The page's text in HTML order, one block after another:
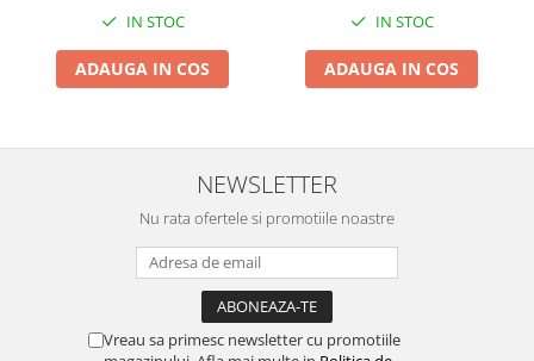
Masini de cusut si accesorii
Articole antidaunatori gradina
Sere si solarii
Unelte manuale de gradina -
Folie si plase pt plante
Masini de maturat manuale
Masini batut stalpi
IN STOC
ADAUGA IN COS
IN STOC
ADAUGA IN COS
NEWSLETTER
Nu rata ofertele si promotiile noastre
Vreau sa primesc newsletter cu promotiile